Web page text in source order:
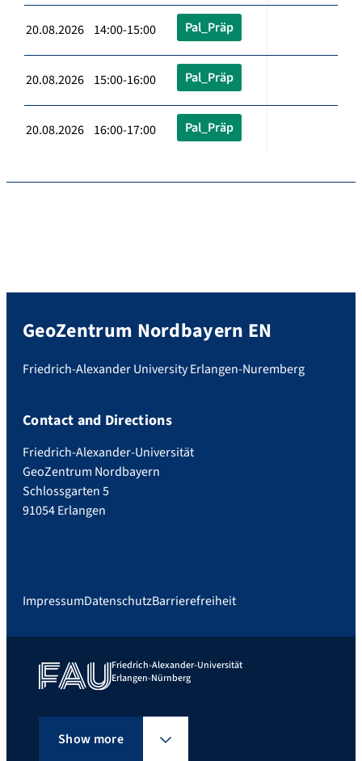
20.08.2026 14:00-15:00 Pal_Präp
20.08.2026 15:00-16:00 Pal_Präp
20.08.2026 16:00-17:00 Pal_Präp
GeoZentrum Nordbayern EN
Friedrich-Alexander University Erlangen-Nuremberg
Contact and Directions
Friedrich-Alexander-Universität
GeoZentrum Nordbayern
Schlossgarten 5
91054 Erlangen
ImpressumDatenschutzBarrierefreiheit
Friedrich-Alexander-Universität
Erlangen-Nürnberg
Show more